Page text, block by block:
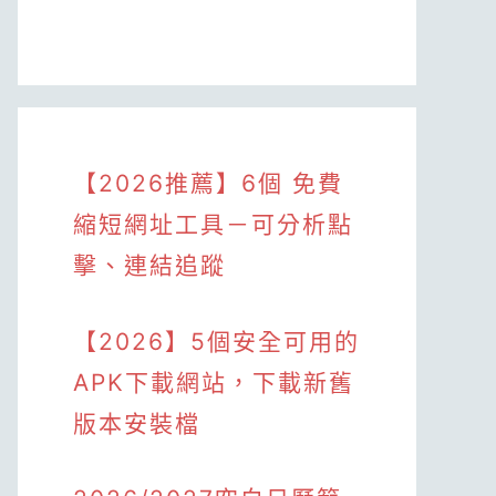
【2026推薦】6個 免費
縮短網址工具－可分析點
擊、連結追蹤
【2026】5個安全可用的
APK下載網站，下載新舊
版本安裝檔